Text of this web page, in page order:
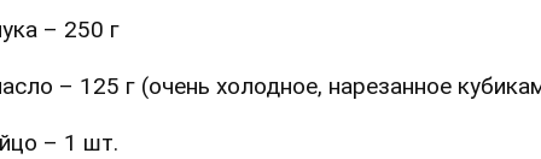
– 250 г
– 125 г (очень холодное, нарезанное
– 1 шт.